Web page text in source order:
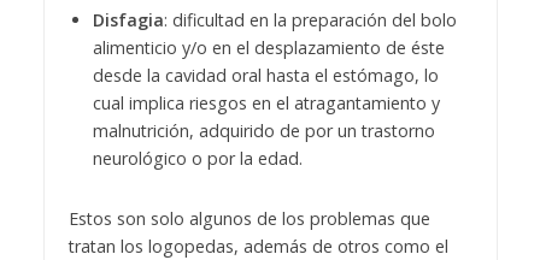
Disfagia: dificultad en la preparación del bolo
alimenticio y/o en el desplazamiento de éste
desde la cavidad oral hasta el estómago, lo
cual implica riesgos en el atragantamiento y
malnutrición, adquirido de por un trastorno
neurológico o por la edad.
Estos son solo algunos de los problemas que
tratan los logopedas, además de otros como el